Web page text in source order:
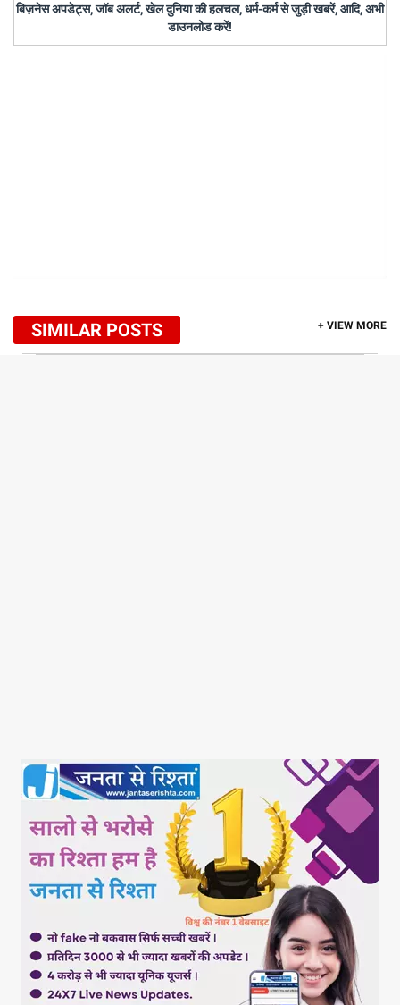
बिज़नेस अपडेट्स, जॉब अलर्ट, खेल दुनिया की हलचल, धर्म-कर्म से जुड़ी खबरें, आदि, अभी
डाउनलोड करें!
SIMILAR POSTS + VIEW MORE